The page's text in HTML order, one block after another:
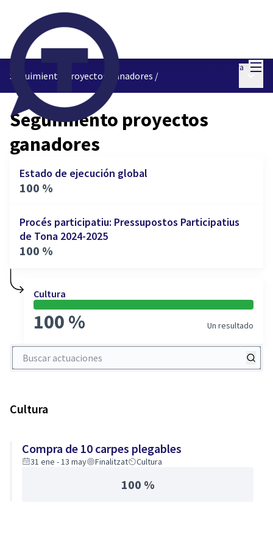
Entra
Seguimiento proyectos ganadores /
Seguimiento proyectos
ganadores
Estado de ejecución global
100 %
Procés participatiu: Pressupostos Participatius
de Tona 2024-2025
100 %
Cultura
100 % Un resultado
Buscar actuaciones
Cultura
Compra de 10 carpes plegables
31 ene - 13 may Finalitzat Cultura
100 %